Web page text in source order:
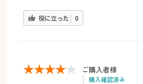
役に立った 0
ご購入者様
購入確認済み